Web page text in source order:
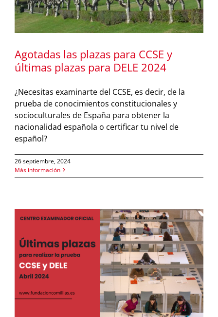
Agotadas las plazas para CCSE y
últimas plazas para DELE 2024
¿Necesitas examinarte del CCSE, es decir, de la
prueba de conocimientos constitucionales y
socioculturales de España para obtener la
nacionalidad española o certificar tu nivel de
español?
26 septiembre, 2024
Más información